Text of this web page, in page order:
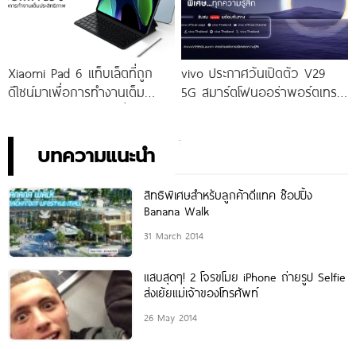
Xiaomi Pad 6 แท็บเล็ตที่ถูก
ดีไซน์มาเพื่อการทำงานเต็ม
vivo ประกาศวันเปิดตัว V29
5G สมาร์ตโฟนออร่าพอร์ตเทร
บทความแนะนำ
สิทธิพิเศษสำหรับลูกค้าดีแทค ช๊อปปิ้ง
Banana Walk
31 March 2014
แสบสุดๆ! 2 โจรขโมย iPhone ถ่ายรูป Selfie
ส่งเย้ยแม่เจ้าของโทรศัพท์
26 May 2014